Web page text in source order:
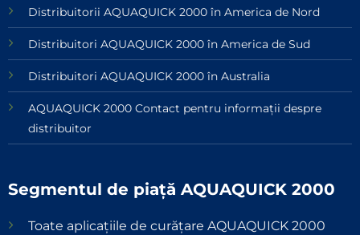
Distribuitorii AQUAQUICK 2000 în America de Nord
Distribuitori AQUAQUICK 2000 în America de Sud
Distribuitori AQUAQUICK 2000 în Australia
AQUAQUICK 2000 Contact pentru informații despre
distribuitor
Segmentul de piață AQUAQUICK 2000
Toate aplicațiile de curățare AQUAQUICK 2000